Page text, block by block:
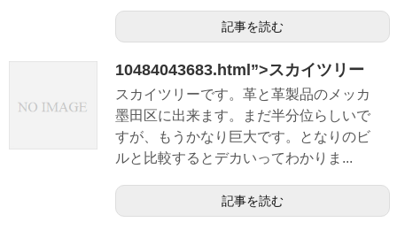
記事を読む
10484043683.html”>スカイツリー
スカイツリーです。革と革製品のメッカ
墨田区に出来ます。まだ半分位らしいで
すが、もうかなり巨大です。となりのビ
ルと比較するとデカいってわかりま...
記事を読む